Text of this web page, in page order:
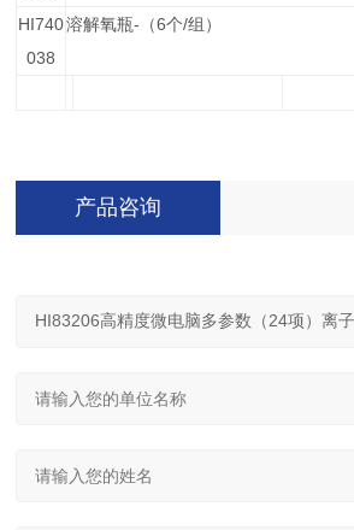
HI740
038
溶解氧瓶- （6个/组）
产品咨询